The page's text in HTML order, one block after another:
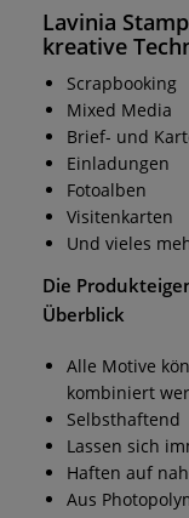
Lavinia
kreative
Scrapbooking
Mixed Media
Brief- und
Einladungen
Fotoalben
Visitenkarten
Und vieles
Die
Überblick
Alle Motive
kombiniert
Selbsthaftend
Lassen sich
Haften auf
Aus